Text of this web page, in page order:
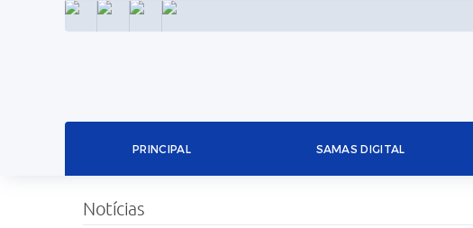
INSTAGRAMFACEBOOKLINKEDIN
PRINCIPAL SAMAS DIGITAL
Notícias